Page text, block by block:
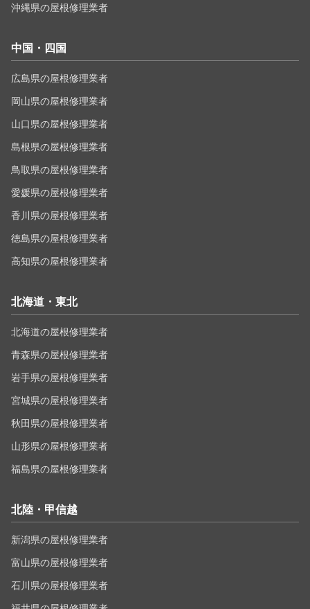
沖縄県の屋根修理業者
中国・四国
広島県の屋根修理業者
岡山県の屋根修理業者
山口県の屋根修理業者
島根県の屋根修理業者
鳥取県の屋根修理業者
愛媛県の屋根修理業者
香川県の屋根修理業者
徳島県の屋根修理業者
高知県の屋根修理業者
北海道・東北
北海道の屋根修理業者
青森県の屋根修理業者
岩手県の屋根修理業者
宮城県の屋根修理業者
秋田県の屋根修理業者
山形県の屋根修理業者
福島県の屋根修理業者
北陸・甲信越
新潟県の屋根修理業者
富山県の屋根修理業者
石川県の屋根修理業者